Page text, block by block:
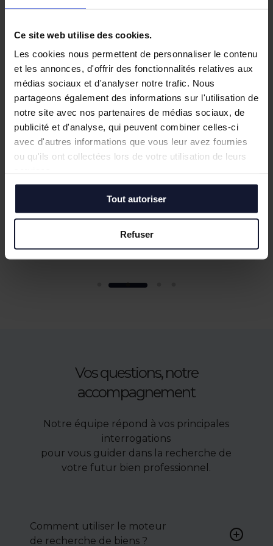
Ce site web utilise des cookies.
Les cookies nous permettent de personnaliser le contenu
et les annonces, d'offrir des fonctionnalités relatives aux
médias sociaux et d'analyser notre trafic. Nous
partageons également des informations sur l'utilisation de
notre site avec nos partenaires de médias sociaux, de
publicité et d'analyse, qui peuvent combiner celles-ci
avec d'autres informations que vous leur avez fournies
ou qu'ils ont collectées lors de votre utilisation de leurs
Tout autoriser
Refuser
Vente/Location
1 899 m² (divisibles)
En savoir plus
Vos questions, notre
accompagnement
Notre équipe répond à vos principales
interrogations
pour vous guider dans la recherche de
votre futur bien professionnel.
Comment utiliser le moteur
de recherche de biens ?